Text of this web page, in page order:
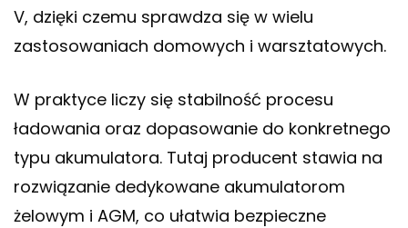
V, dzięki czemu sprawdza się w wielu
zastosowaniach domowych i warsztatowych.
W praktyce liczy się stabilność procesu
ładowania oraz dopasowanie do konkretnego
typu akumulatora. Tutaj producent stawia na
rozwiązanie dedykowane akumulatorom
żelowym i AGM, co ułatwia bezpieczne